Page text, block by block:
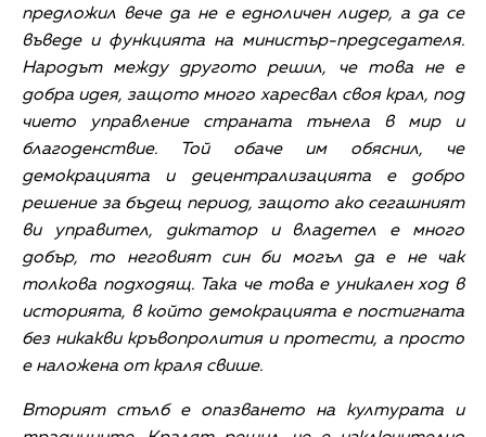
предложил вече да не е едноличен лидер, а да се
въведе и функцията на министър-председателя.
Народът между другото решил, че това не е
добра идея, защото много харесвал своя крал, под
чието управление страната тънела в мир и
благоденствие. Той обаче им обяснил, че
демокрацията и децентрализацията е добро
решение за бъдещ период, защото ако сегашният
ви управител, диктатор и владетел е много
добър, то неговият син би могъл да е не чак
толкова подходящ. Така че това е уникален ход в
историята, в който демокрацията е постигната
без никакви кръвопролития и протести, а просто
е наложена от краля свише.
Вторият стълб е опазването на културата и